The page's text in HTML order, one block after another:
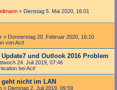
« Dienstag 5. Mai 2020, 16:01
« Donnerstag 20. Februar 2020, 16:10
von Act!
und Outlook 2016 Problem
24. Juli 2019, 07:46
bei Act!
geht nicht im LAN
« Dienstag 2. Juli 2019, 09:59